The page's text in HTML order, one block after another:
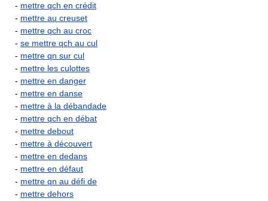
- mettre qch en crédit
- mettre au creuset
- mettre qch au croc
- se mettre qch au cul
- mettre qn sur cul
- mettre les culottes
- mettre en danger
- mettre en danse
- mettre à la débandade
- mettre qch en débat
- mettre debout
- mettre à découvert
- mettre en dedans
- mettre en défaut
- mettre qn au défi de
- mettre dehors